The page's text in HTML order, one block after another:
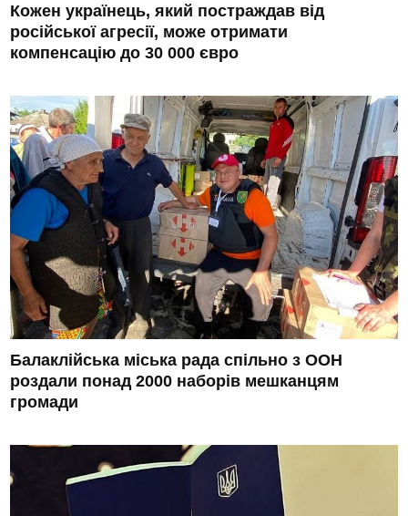
Кожен українець, який постраждав від
російської агресії, може отримати
компенсацію до 30 000 євро
Балаклійська міська рада спільно з ООН
роздали понад 2000 наборів мешканцям
громади